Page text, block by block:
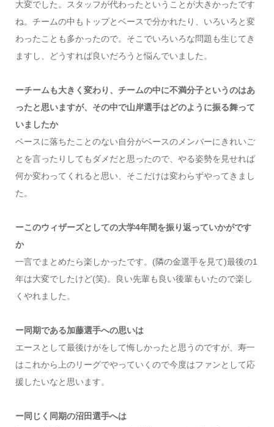
大変でした。スタッフが代わったということが大きかったです
ね。チームの中もトップとベースで分かれたり、いろいろと変
わったことも多かったので。そこでいろいろな問題も生じてき
ますし、どうすれば良いだろうと悩んでいました。
ーチームも大きく変わり、チームの中に不満分子というのはあ
ったと思いますが、その中で山岸選手はどのように振る舞って
いましたか
ベースに落ちたことのない自分がベースのメンバーにきれいご
とを言ったりしてもダメだと思ったので、やる姿勢を見せれば
何か変わってくれると思い、そこだけは変わらずやってきまし
た。
ーこのウィザーズとしての大学4年間を振り返っていかがです
か
一言でまとめたら楽しかったです。(隣の金選手を見て)最後の1
年は大変でしたけど(笑)。良い先輩も良い後輩もいたので楽し
くやれました。
ー同期である加藤選手への思いは
エースとして最後けがをして悔しかったと思うのですが、寿一
はこれから上のリーグでやっていくので今度はファンとして応
援したいなと思います。
ー同じく同期の沼田選手へは